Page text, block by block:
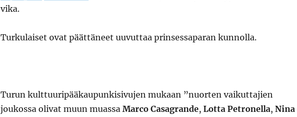
vika.
Turkulaiset ovat päättäneet uuvuttaa prinsessaparan kunnolla.
Turun kulttuuripääkaupunkisivujen mukaan ”nuorten vaikuttajien
joukossa olivat muun muassa Marco Casagrande, Lotta Petronella, Nina